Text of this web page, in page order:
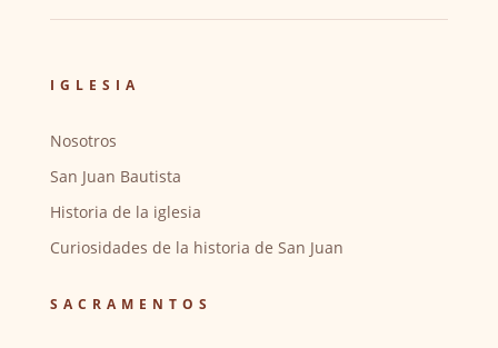
IGLESIA
Nosotros
San Juan Bautista
Historia de la iglesia
Curiosidades de la historia de San Juan
SACRAMENTOS